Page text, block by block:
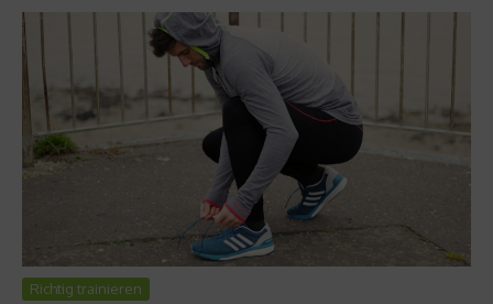
Richtig trainieren